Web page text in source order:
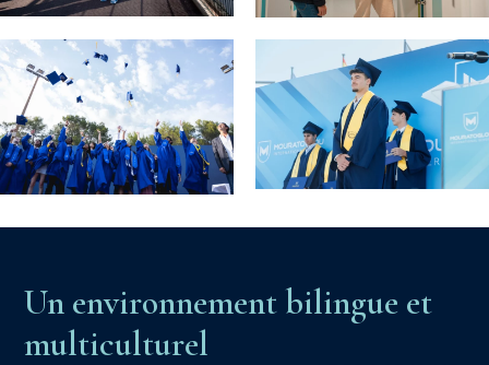
Un environnement bilingue et
multiculturel